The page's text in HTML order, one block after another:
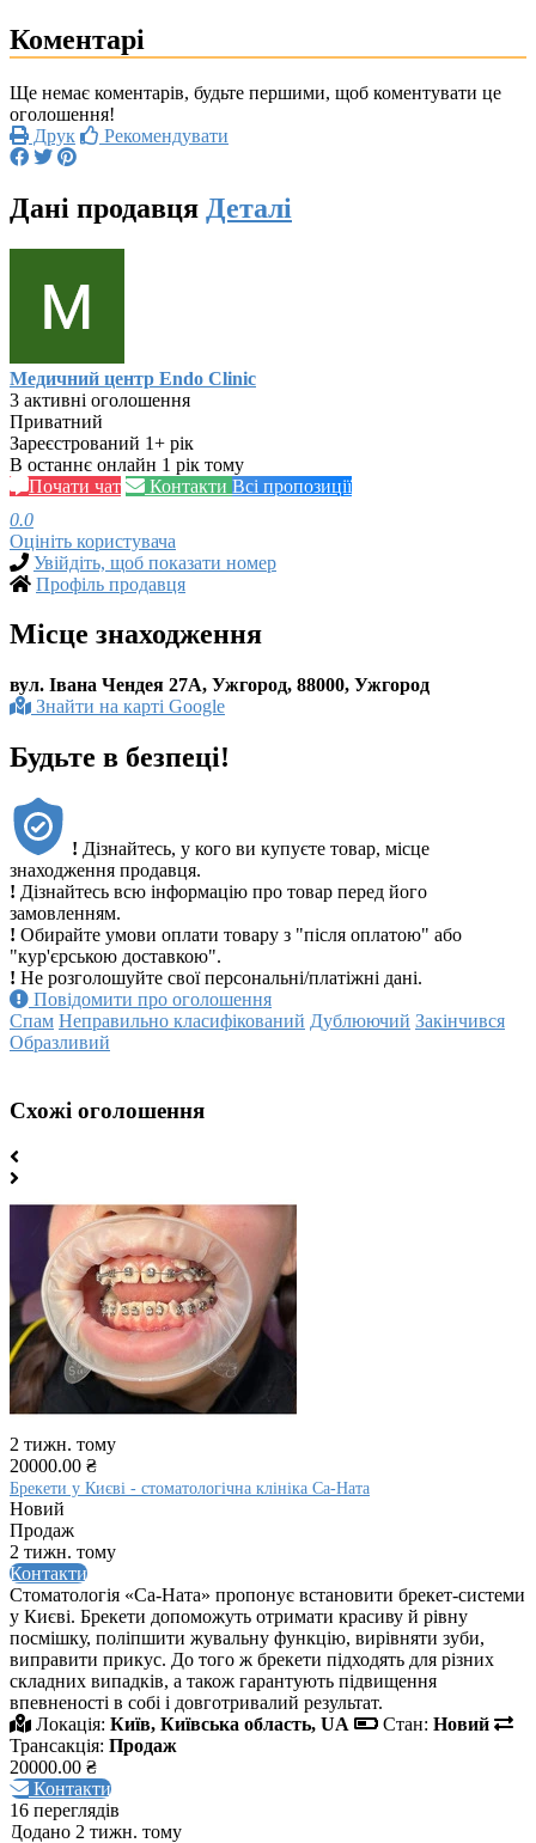
Коментарі
Ще немає коментарів, будьте першими, щоб коментувати це
оголошення!
Друк
Рекомендувати
Дані продавця Деталі
Медичний центр Endo Clinic
3 активні оголошення
Приватний
Зареєстрований 1+ рік
В останнє онлайн 1 рік тому
Почати чат
Контакти Всі пропозиції
0.0
Оцініть користувача
Увійдіть, щоб показати номер
Профіль продавця
Місце знаходження
вул. Івана Чендея 27А, Ужгород, 88000, Ужгород
Знайти на карті Google
Будьте в безпеці!
! Дізнайтесь, у кого ви купуєте товар, місце
знаходження продавця.
! Дізнайтесь всю інформацію про товар перед його
замовленням.
! Обирайте умови оплати товару з "після оплатою" або
"кур'єрською доставкою".
! Не розголошуйте свої персональні/платіжні дані.
Повідомити про оголошення
Спам Неправильно класифікований Дублюючий Закінчився
Образливий
Схожі оголошення
2 тижн. тому
20000.00 ₴
Брекети у Києві - стоматологічна клініка Са-Ната
Новий
Продаж
2 тижн. тому
Контакти
Стоматологія «Са-Ната» пропонує встановити брекет-системи
у Києві. Брекети допоможуть отримати красиву й рівну
посмішку, поліпшити жувальну функцію, вирівняти зуби,
виправити прикус. До того ж брекети підходять для різних
складних випадків, а також гарантують підвищення
впевненості в собі і довготривалий результат.
Локація: Київ, Київська область, UA Стан: Новий
Трансакція: Продаж
20000.00 ₴
Контакти
16 переглядів
Додано 2 тижн. тому